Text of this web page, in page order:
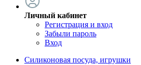
Личный кабинет
Регистрация и вход
Забыли пароль
Вход
Силиконовая посуда, игрушки